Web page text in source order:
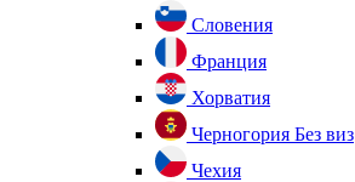
Словения
Франция
Хорватия
Черногория Без виз
Чехия